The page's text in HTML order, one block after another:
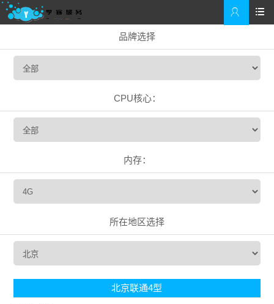


品牌选择
CPU核心：
内存：
所在地区选择
北京联通4型